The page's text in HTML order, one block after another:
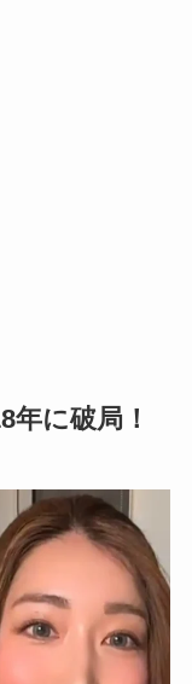
年に破局！